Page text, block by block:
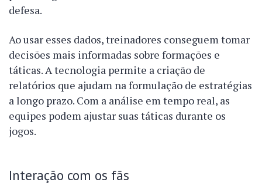
defesa.
Ao usar esses dados, treinadores conseguem tomar
decisões mais informadas sobre formações e
táticas. A tecnologia permite a criação de
relatórios que ajudam na formulação de estratégias
a longo prazo. Com a análise em tempo real, as
equipes podem ajustar suas táticas durante os
jogos.
Interação com os fãs